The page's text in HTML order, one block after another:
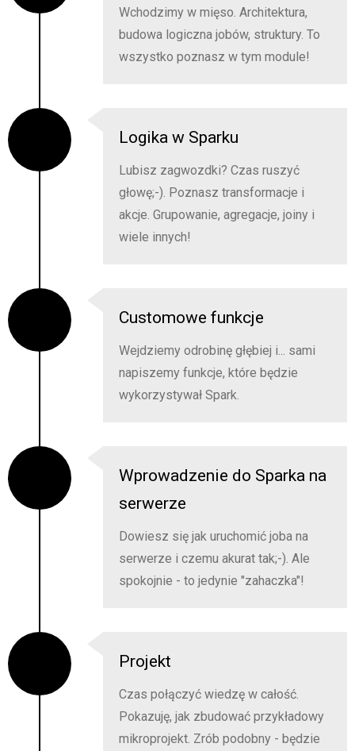
Wchodzimy w mięso. Architektura,
budowa logiczna jobów, struktury. To
wszystko poznasz w tym module!
Logika w Sparku
Lubisz zagwozdki? Czas ruszyć
głowę;-). Poznasz transformacje i
akcje. Grupowanie, agregacje, joiny i
wiele innych!
Customowe funkcje
Wejdziemy odrobinę głębiej i... sami
napiszemy funkcje, które będzie
wykorzystywał Spark.
Wprowadzenie do Sparka na
serwerze
Dowiesz się jak uruchomić joba na
serwerze i czemu akurat tak;-). Ale
spokojnie - to jedynie "zahaczka"!
Projekt
Czas połączyć wiedzę w całość.
Pokazuję, jak zbudować przykładowy
mikroprojekt. Zrób podobny - będzie